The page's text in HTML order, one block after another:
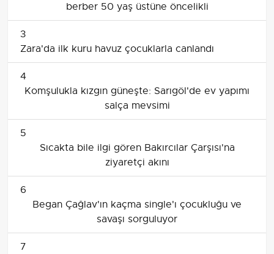
berber 50 yaş üstüne öncelikli
3
Zara'da ilk kuru havuz çocuklarla canlandı
4
Komşulukla kızgın güneşte: Sarıgöl'de ev yapımı
salça mevsimi
5
Sıcakta bile ilgi gören Bakırcılar Çarşısı'na
ziyaretçi akını
6
Began Çağlav'ın kaçma single'ı çocukluğu ve
savaşı sorguluyor
7